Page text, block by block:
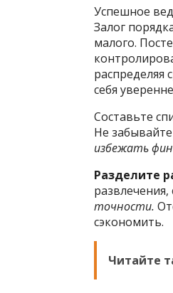
Успешное
Залог
малого.
распределяя
себя
Составьте
Не
избежать
Разделите
точности.
сэкономить.
Читайте